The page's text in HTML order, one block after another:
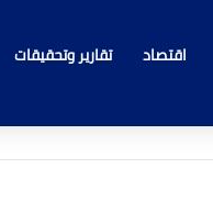
اقتصاد تقارير وتحقيقات